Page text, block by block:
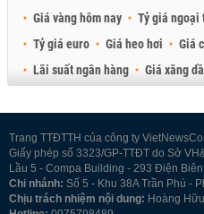
Giá vàng hôm nay Tỷ giá ngoại
Tỷ giá euro
Giá heo hơi Giá
Lãi suất ngân hàng
Giá xăng
Trang TTĐTTH của công ty
Giấy phép số 3323/GP-TTĐT do Sở
Lầu 5 - Compa Building - 293 Điện
Chi nhánh: Số 5 - Khu 38A Trần Phú -
Chịu trách nhiệm nội dung: Hoàng